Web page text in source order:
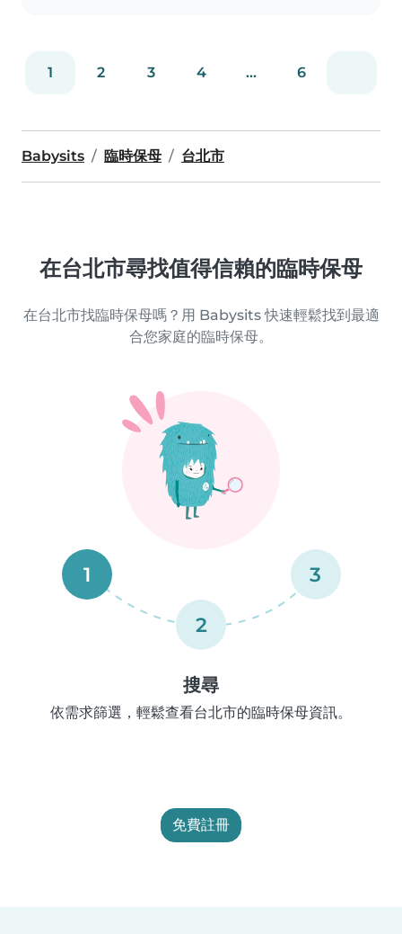
1 2 3 4 ... 6
Babysits 臨時保母 台北市
在台北市尋找值得信賴的臨時保母
在台北市找臨時保母嗎？用 Babysits 快速輕鬆找到最適
合您家庭的臨時保母。
1
2
3
搜尋
依需求篩選，輕鬆查看台北市的臨時保母資訊。
免費註冊